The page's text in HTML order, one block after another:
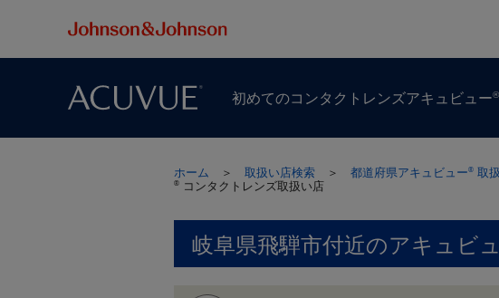
初めての​コンタクトレンズアキュビュー®
ホーム ＞ 取扱い店検索 ＞ 都道府県アキュビュー® 取
® コンタクトレンズ取扱い店
岐阜県飛騨市付近のアキュビ